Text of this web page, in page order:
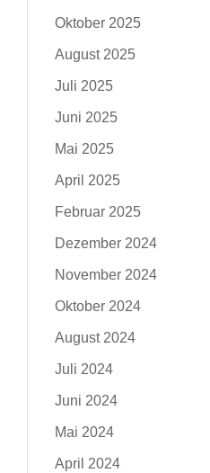
Oktober 2025
August 2025
Juli 2025
Juni 2025
Mai 2025
April 2025
Februar 2025
Dezember 2024
November 2024
Oktober 2024
August 2024
Juli 2024
Juni 2024
Mai 2024
April 2024